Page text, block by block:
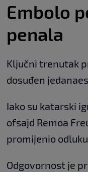
Embolo
penala
Ključni trenutak
dosuđen
Iako su katarski
ofsajd Remoa
promijenio
Odgovornost je